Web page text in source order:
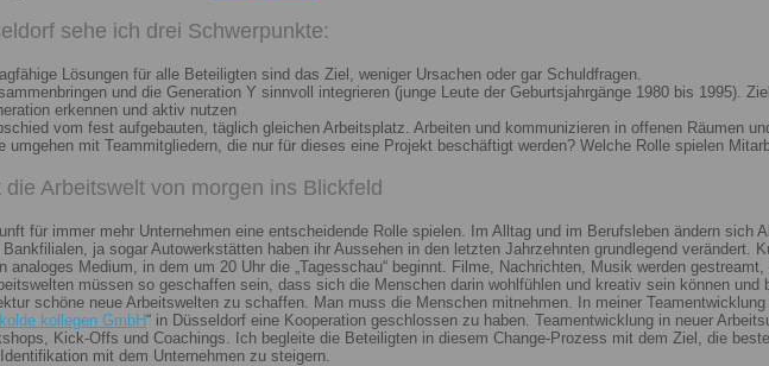
sehe ich drei Schwerpunkte:
Lösungen für alle Beteiligten sind das Ziel, weniger Ursachen oder gar Schuldfragen.
und die Generation Y sinnvoll integrieren (junge Leute der Geburtsjahrgänge 1980 bis 1995).
erkennen und aktiv nutzen
vom fest aufgebauten, täglich gleichen Arbeitsplatz. Arbeiten und kommunizieren in offenen Räumen
umgehen mit Teammitgliedern, die nur für dieses eine Projekt beschäftigt werden? Welche Rolle spielen
Arbeitswelt von morgen ins Blickfeld
für immer mehr Unternehmen eine entscheidende Rolle spielen. Im Alltag und im Berufsleben ändern
ja sogar Autowerkstätten haben ihr Aussehen in den letzten Jahrzehnten grundlegend verändert.
analoges Medium, in dem um 20 Uhr die „Tagesschau“ beginnt. Filme, Nachrichten, Musik werden
müssen so geschaffen sein, dass sich die Menschen darin wohlfühlen und kreativ sein können
schöne neue Arbeitswelten zu schaffen. Man muss die Menschen mitnehmen. In meiner
kollegen GmbH“ in Düsseldorf eine Kooperation geschlossen zu haben. Teamentwicklung in neuer
Kick-Offs und Coachings. Ich begleite die Beteiligten in diesem Change-Prozess mit dem Ziel, die
mit dem Unternehmen zu steigern.